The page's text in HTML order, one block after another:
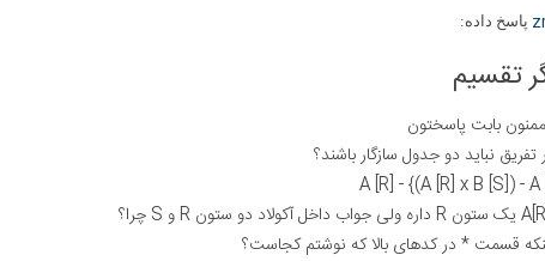
پاسخ داده:
تقسیم
بابت پاسختون
نباید دو جدول سازگار باشند؟
A [R] - {(A [R] x B [S]) -
قسمت * در کدهای بالا که نوشتم کجاست؟